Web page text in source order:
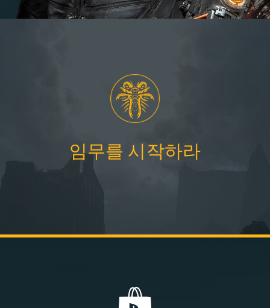
임무를 시작하라